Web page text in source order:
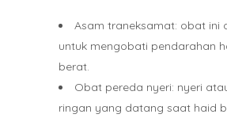
Asam traneksamat: obat ini
untuk mengobati pendarahan
berat.
Obat pereda nyeri: nyeri
ringan yang datang saat haid